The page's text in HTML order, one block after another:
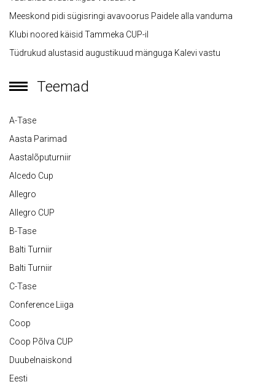
Meeskond pidi sügisringi avavoorus Paidele alla vanduma
Klubi noored käisid Tammeka CUP-il
Tüdrukud alustasid augustikuud mänguga Kalevi vastu
Teemad
A-Tase
Aasta Parimad
Aastalõputurniir
Alcedo Cup
Allegro
Allegro CUP
B-Tase
Balti Turniir
Balti Turniir
C-Tase
Conference Liiga
Coop
Coop Põlva CUP
Duubelnaiskond
Eesti